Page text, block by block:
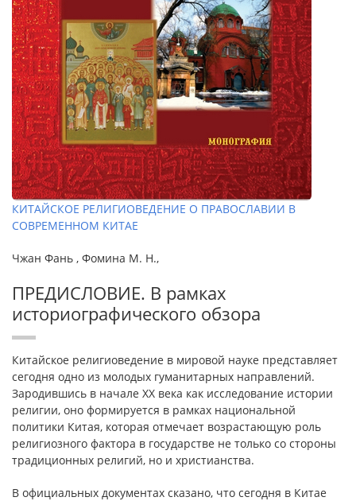
КИТАЙСКОЕ РЕЛИГИОВЕДЕНИЕ О ПРАВОСЛАВИИ В
СОВРЕМЕННОМ КИТАЕ
Чжан Фань , Фомина М. Н.,
ПРЕДИСЛОВИЕ. В рамках
историографического обзора
Китайское религиоведение в мировой науке представляет
сегодня одно из молодых гуманитарных направлений.
Зародившись в начале ХХ века как исследование истории
религии, оно формируется в рамках национальной
политики Китая, которая отмечает возрастающую роль
религиозного фактора в государстве не только со стороны
традиционных религий, но и христианства.
В официальных документах сказано, что сегодня в Китае